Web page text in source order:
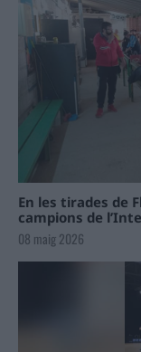
En les tirades de
campions de
08 maig 2026